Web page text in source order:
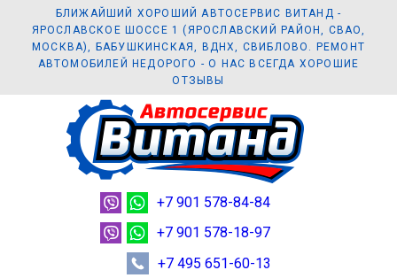
БЛИЖАЙШИЙ ХОРОШИЙ АВТОСЕРВИС ВИТАНД -
ЯРОСЛАВСКОЕ ШОССЕ 1 (ЯРОСЛАВСКИЙ РАЙОН, СВАО,
МОСКВА), БАБУШКИНСКАЯ, ВДНХ, СВИБЛОВО. РЕМОНТ
АВТОМОБИЛЕЙ НЕДОРОГО - О НАС ВСЕГДА ХОРОШИЕ
ОТЗЫВЫ
+7 901 578-84-84
+7 901 578-18-97
+7 495 651-60-13